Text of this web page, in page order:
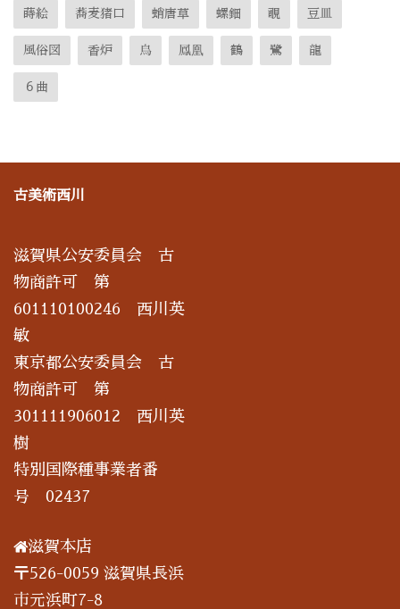
蒔絵 蕎麦猪口 蛸唐草 螺鈿 覗 豆皿
風俗図 香炉 鳥 鳳凰 鶴 鷺 龍
６曲
古美術西川
滋賀県公安委員会 古
物商許可 第
601110100246 西川英
敏
東京都公安委員会 古
物商許可 第
301111906012 西川英
樹
特別国際種事業者番
号 02437
滋賀本店
〒526-0059 滋賀県長浜
市元浜町7-8